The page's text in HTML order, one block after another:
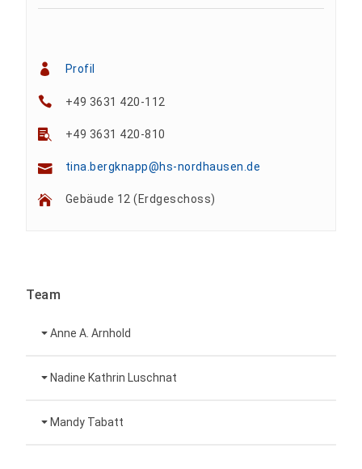
Profil
+49 3631 420-112
+49 3631 420-810
tina.bergknapp@hs-nordhausen.de
Gebäude 12 (Erdgeschoss)
Team
Anne A. Arnhold
anne-ariane.arnhold@hs-nordhausen.de
Nadine Kathrin Luschnat
Mandy Tabatt